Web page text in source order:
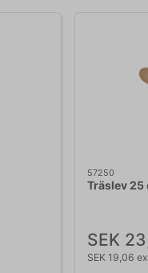
57250
Träslev 25
SEK
SEK 19,06